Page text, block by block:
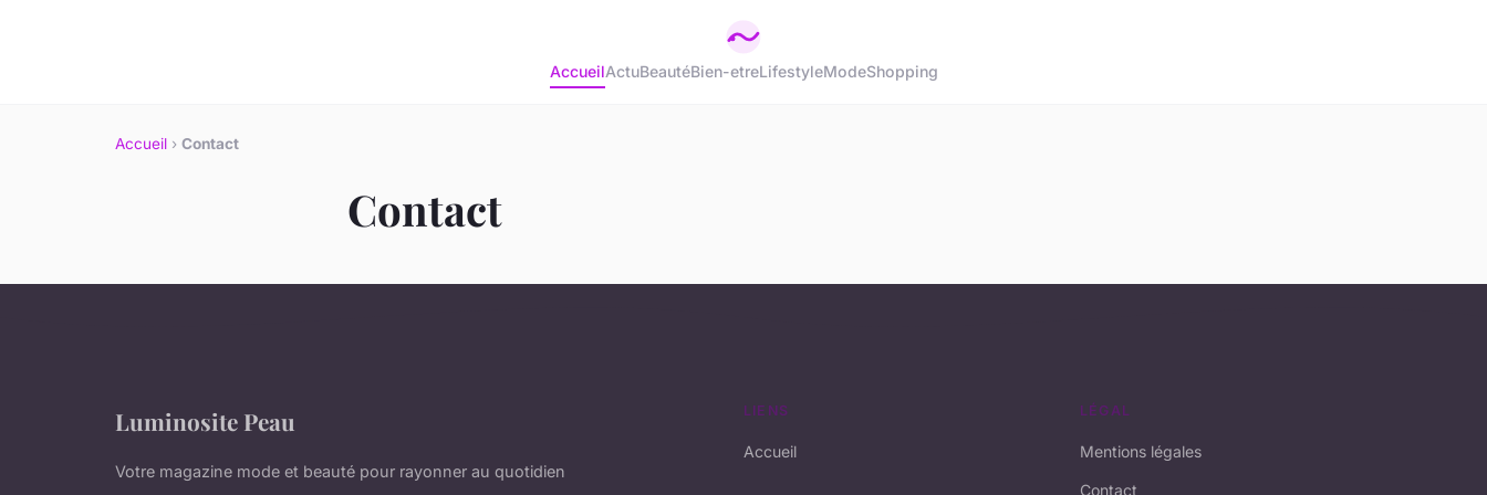
AccueilActuBeautéBien-etreLifestyleModeShopping
Accueil › Contact
Contact
Luminosite Peau
Votre magazine mode et beauté pour rayonner au quotidien
LIENS
Accueil
LÉGAL
Mentions légales
Contact